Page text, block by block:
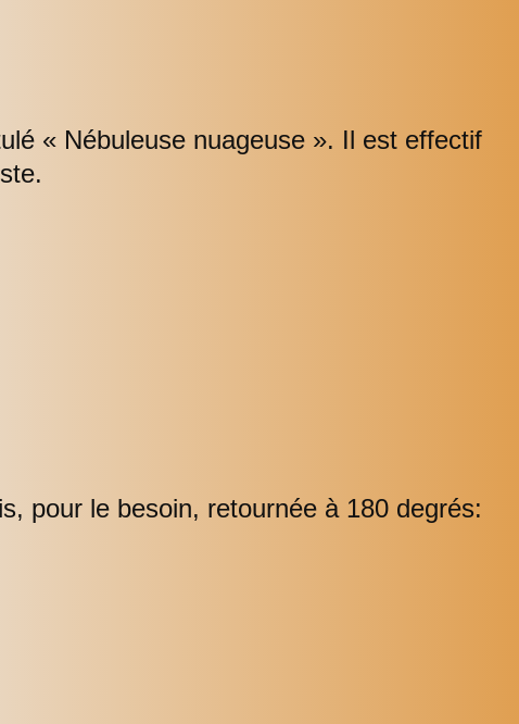
« Nébuleuse nuageuse ». Il est effectif
pour le besoin, retournée à 180 degrés: